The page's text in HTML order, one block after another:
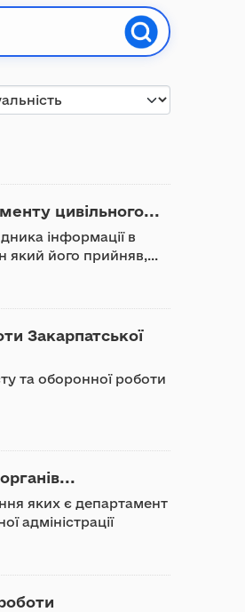
цивільного...
інформації в
який його прийняв,...
Закарпатської
та оборонної роботи
яких є департамент
адміністрації